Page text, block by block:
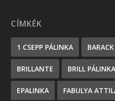
CÍMKÉK
1 CSEPP PÁLINKA BARACK
BRILLANTE BRILL
EPALINKA FABULYA